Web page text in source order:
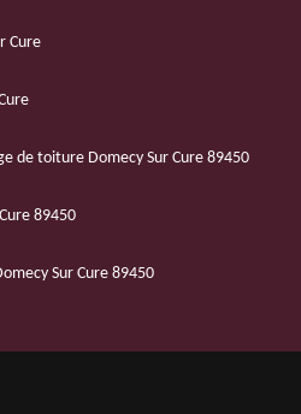
Cure
de toiture Domecy Sur Cure 89450
89450
Sur Cure 89450